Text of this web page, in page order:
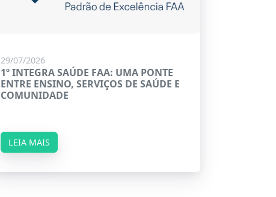
29/07/2026
1º INTEGRA SAÚDE FAA: UMA PONTE
ENTRE ENSINO, SERVIÇOS DE SAÚDE E
COMUNIDADE
LEIA MAIS